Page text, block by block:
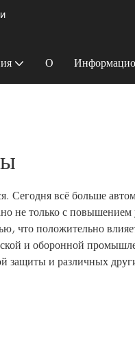
О
Сегодня всё больше
не только с повышением
что положительно
и оборонной
защиты и различных